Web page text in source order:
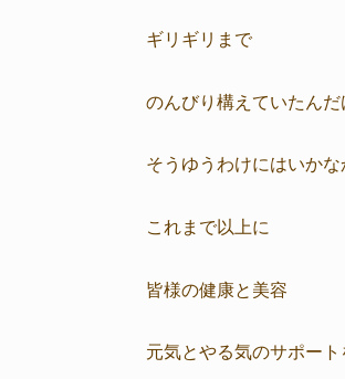
ギリギリまで
のんびり構えていたん
そうゆうわけにはいか
これまで以上に
皆様の健康と美容
元気とやる気のサポー